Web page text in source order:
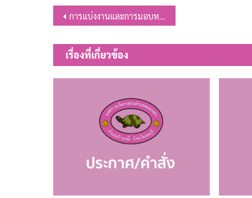
แนะแนว
เรื่อง
การแบ่งงานและการมอบหมายหน้าที่ภายในสำนักปลัด
เรื่องที่เกี่ยวข้อง